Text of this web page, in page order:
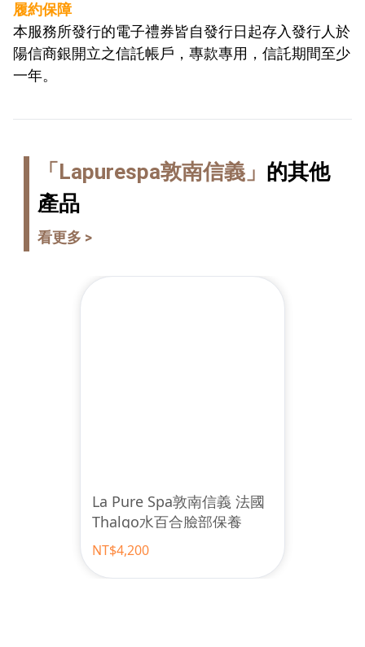
履約保障
本服務所發行的電子禮券皆自發行日起存入發行人於
陽信商銀開立之信託帳戶，專款專用，信託期間至少
一年。
「Lapurespa敦南信義」 的其他
產品
看更多 >
La Pure Spa敦南信義 法國
Thalgo水百合臉部保養
NT$4,200